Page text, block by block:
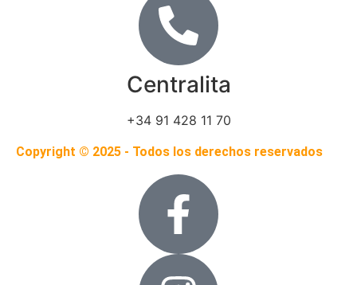
Centralita
+34 91 428 11 70
Copyright © 2025 - Todos los derechos reservados